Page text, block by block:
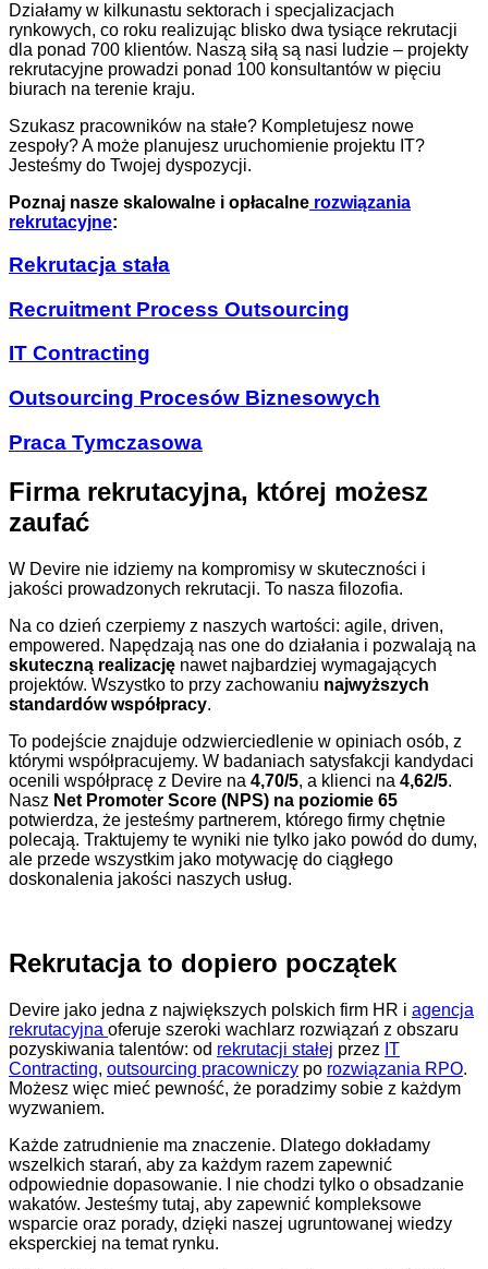
Działamy w kilkunastu sektorach i specjalizacjach
rynkowych, co roku realizując blisko dwa tysiące rekrutacji
dla ponad 700 klientów. Naszą siłą są nasi ludzie – projekty
rekrutacyjne prowadzi ponad 100 konsultantów w pięciu
biurach na terenie kraju.
Szukasz pracowników na stałe? Kompletujesz nowe
zespoły? A może planujesz uruchomienie projektu IT?
Jesteśmy do Twojej dyspozycji.
Poznaj nasze skalowalne i opłacalne rozwiązania
rekrutacyjne:
Rekrutacja stała
Recruitment Process Outsourcing
IT Contracting
Outsourcing Procesów Biznesowych
Praca Tymczasowa
Firma rekrutacyjna, której możesz
zaufać
W Devire nie idziemy na kompromisy w skuteczności i
jakości prowadzonych rekrutacji. To nasza filozofia.
Na co dzień czerpiemy z naszych wartości: agile, driven,
empowered. Napędzają nas one do działania i pozwalają na
skuteczną realizację nawet najbardziej wymagających
projektów. Wszystko to przy zachowaniu najwyższych
standardów współpracy.
To podejście znajduje odzwierciedlenie w opiniach osób, z
którymi współpracujemy. W badaniach satysfakcji kandydaci
ocenili współpracę z Devire na 4,70/5, a klienci na 4,62/5.
Nasz Net Promoter Score (NPS) na poziomie 65
potwierdza, że jesteśmy partnerem, którego firmy chętnie
polecają. Traktujemy te wyniki nie tylko jako powód do dumy,
ale przede wszystkim jako motywację do ciągłego
doskonalenia jakości naszych usług.
Rekrutacja to dopiero początek
Devire jako jedna z największych polskich firm HR i agencja
rekrutacyjna oferuje szeroki wachlarz rozwiązań z obszaru
pozyskiwania talentów: od rekrutacji stałej przez IT
Contracting, outsourcing pracowniczy po rozwiązania RPO.
Możesz więc mieć pewność, że poradzimy sobie z każdym
wyzwaniem.
Każde zatrudnienie ma znaczenie. Dlatego dokładamy
wszelkich starań, aby za każdym razem zapewnić
odpowiednie dopasowanie. I nie chodzi tylko o obsadzanie
wakatów. Jesteśmy tutaj, aby zapewnić kompleksowe
wsparcie oraz porady, dzięki naszej ugruntowanej wiedzy
eksperckiej na temat rynku.